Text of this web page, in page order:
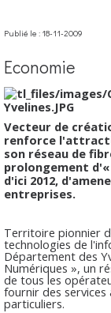
Publié le : 18-11-2009
Economie
Vecteur de
renforce
son réseau de
prolongement
d'ici 2012,
entreprises.
Territoire pionnier
technologies de
Département des
Numériques », un
de tous les
fournir des
particuliers.